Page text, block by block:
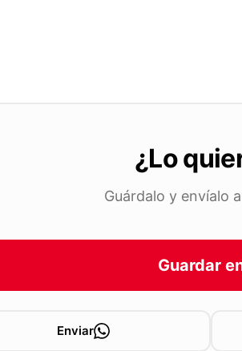
¿Lo
Guárdalo y envíalo
Guardar
Enviar